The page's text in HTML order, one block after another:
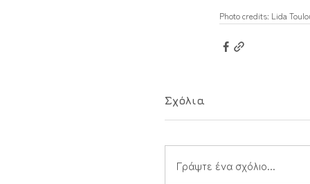
Photo credits: Lida
Σχόλια
Γράψτε ένα σχόλιο...